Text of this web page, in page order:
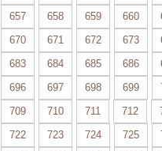
657 658 659 660
670 671 672 673
683 684 685 686
696 697 698 699
709 710 711 712
722 723 724 725